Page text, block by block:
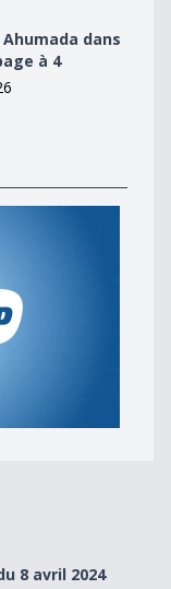
à 4
Ahumada dans
à 4
8 avril 2024